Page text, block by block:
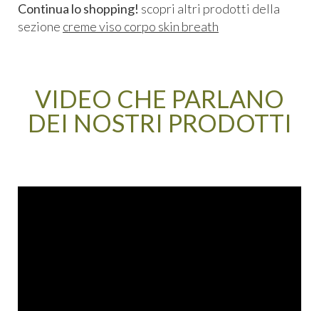
Continua lo shopping! scopri altri prodotti della
sezione creme viso corpo skin breath
VIDEO CHE PARLANO
DEI NOSTRI PRODOTTI